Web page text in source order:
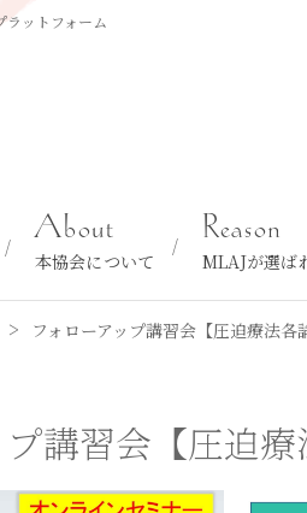
ラットフォーム
本協会について
About
MLAJが選ば
Reason
> フォローアップ講習会【圧迫療法各
講習会【圧迫